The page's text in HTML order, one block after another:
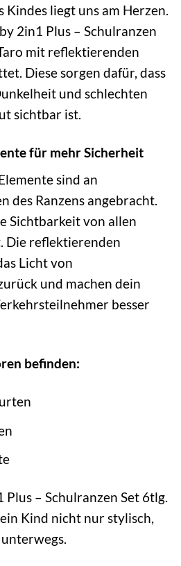
Kindes liegt uns am Herzen.
2in1 Plus – Schulranzen
mit reflektierenden
Diese sorgen dafür, dass
und schlechten
sichtbar ist.
für mehr Sicherheit
sind an
des Ranzens angebracht.
Sichtbarkeit von allen
Die reflektierenden
Licht von
und machen dein
besser
befinden:
Plus – Schulranzen Set 6tlg.
Kind nicht nur stylisch,